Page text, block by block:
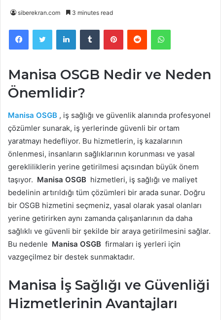
siberekran.com 3 minutes read
FacebookTwitter LinkedIn Tumblr PinterestReddit
Manisa OSGB Nedir ve Neden
Önemlidir?
Manisa OSGB , iş sağlığı ve güvenlik alanında profesyonel
çözümler sunarak, iş yerlerinde güvenli bir ortam
yaratmayı hedefliyor. Bu hizmetlerin, iş kazalarının
önlenmesi, insanların sağlıklarının korunması ve yasal
gerekliliklerin yerine getirilmesi açısından büyük önem
taşıyor. Manisa OSGB hizmetleri, iş sağlığı ve maliyet
bedelinin artırıldığı tüm çözümleri bir arada sunar. Doğru
bir OSGB hizmetini seçmeniz, yasal olarak yasal olanları
yerine getirirken aynı zamanda çalışanlarının da daha
sağlıklı ve güvenli bir şekilde bir araya getirilmesini sağlar.
Bu nedenle Manisa OSGB firmaları iş yerleri için
vazgeçilmez bir destek sunmaktadır.
Manisa İş Sağlığı ve Güvenliği
Hizmetlerinin Avantajları